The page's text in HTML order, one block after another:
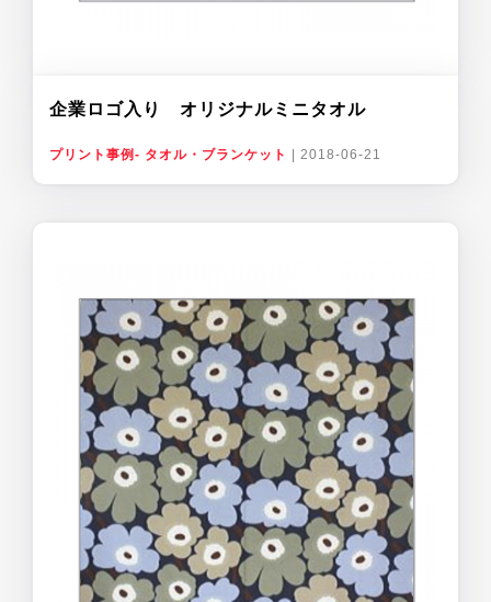
企業ロゴ入り オリジナルミニタオル
プリント事例- タオル・ブランケット 2018-06-21